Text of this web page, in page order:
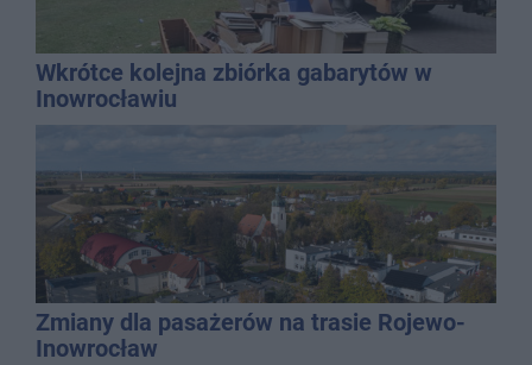
Wkrótce kolejna zbiórka gabarytów w
Inowrocławiu
Zmiany dla pasażerów na trasie Rojewo-
Inowrocław